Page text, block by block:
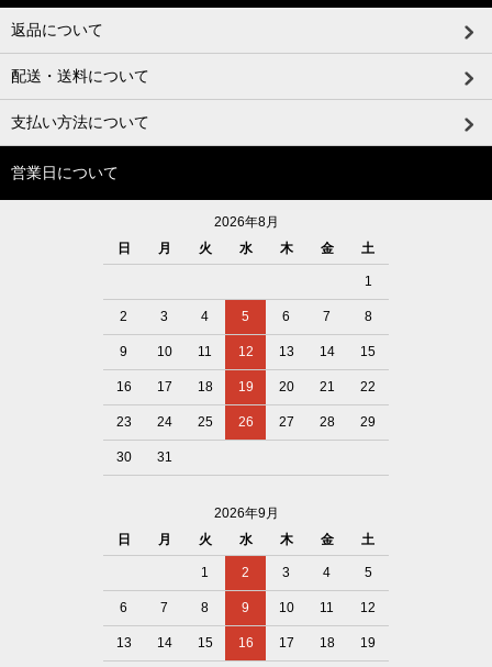
返品について
配送・送料について
支払い方法について
営業日について
2026年8月
日
月 火 水 木 金 土
1
2 3 4 5 6 7 8
9 10 11 12 13 14 15
16 17 18 19 20 21 22
23 24 25 26 27 28 29
30 31
2026年9月
日
月 火 水 木 金 土
1 2 3 4 5
6 7 8 9 10 11 12
13 14 15 16 17 18 19